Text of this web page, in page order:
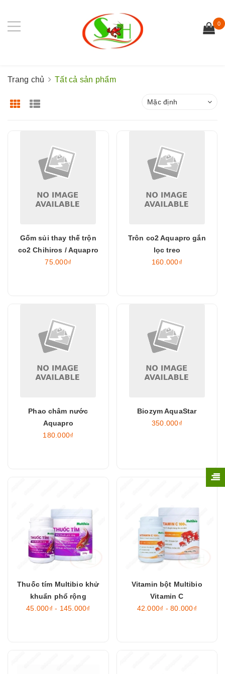
0
Trang chủ Tất cả sản phẩm
Mặc định
Gốm sủi thay thế trộn
co2 Chihiros / Aquapro
75.000₫
Trôn co2 Aquapro gắn
lọc treo
160.000₫
Phao châm nước
Aquapro
180.000₫
Biozym AquaStar
350.000₫
Thuốc tím Multibio khử
khuẩn phổ rộng
45.000₫ - 145.000₫
Vitamin bột Multibio
Vitamin C
42.000₫ - 80.000₫